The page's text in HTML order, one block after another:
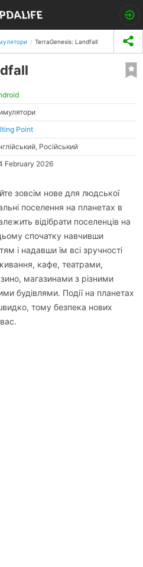
TerraGenesis: Landfall
Point
Російський
February 2026
зовсім нове для людської
поселення на планетах в
відібрати поселенців на
спочатку навчивши
і надавши їм всі зручності
кафе, театрами,
магазинами з різними
будівлями. Події на планетах
тому безпека нових